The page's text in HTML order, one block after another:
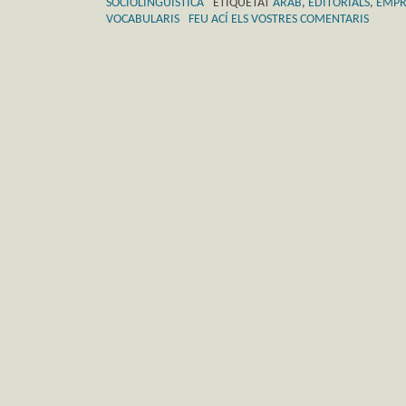
SOCIOLINGÜÍSTICA
ETIQUETAT ÀRAB, EDITORIALS,
VOCABULARIS
FEU ACÍ ELS VOSTRES COMENTARIS